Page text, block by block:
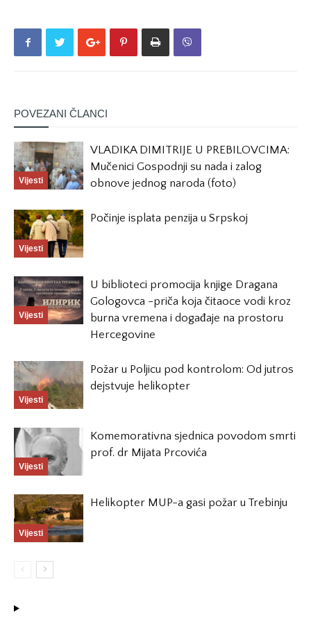
POVEZANI ČLANCI
Vijesti
VLADIKA DIMITRIJE U PREBILOVCIMA:
Mučenici Gospodnji su nada i zalog
obnove jednog naroda (foto)
Vijesti
Počinje isplata penzija u Srpskoj
Vijesti
U biblioteci promocija knjige Dragana
Gologovca -priča koja čitaoce vodi kroz
burna vremena i događaje na prostoru
Hercegovine
Vijesti
Požar u Poljicu pod kontrolom: Od jutros
dejstvuje helikopter
Vijesti
Komemorativna sjednica povodom smrti
prof. dr Mijata Prcovića
Vijesti
Helikopter MUP-a gasi požar u Trebinju